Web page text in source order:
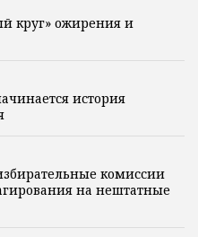
круг» ожирения и
история
комиссии
на нештатные